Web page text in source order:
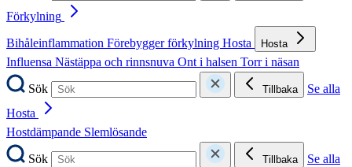
Förkylning
Bihåleinflammation Förebygger förkylning Hosta Hosta
Influensa Nästäppa och rinnsnuva Ont i halsen Torr i näsan
Sök
Tillbaka
Se alla
Hosta
Hostdämpande Slemlösande
Sök
Tillbaka
Se alla